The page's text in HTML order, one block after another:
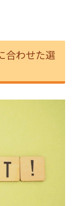
合わせた選